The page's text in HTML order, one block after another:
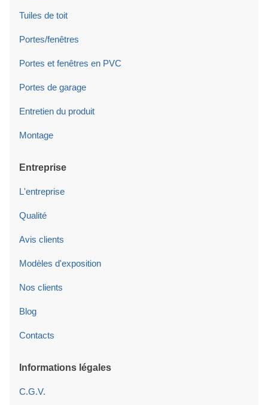
Tuiles de toit
Portes/fenêtres
Portes et fenêtres en PVC
Portes de garage
Entretien du produit
Montage
Entreprise
L'entreprise
Qualité
Avis clients
Modèles d'exposition
Nos clients
Blog
Contacts
Informations légales
C.G.V.